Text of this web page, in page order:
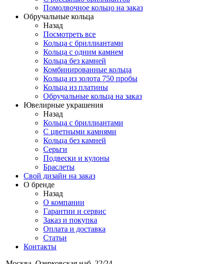
Помолвочное кольцо на заказ
Обручальные кольца
Назад
Посмотреть все
Кольца с бриллиантами
Кольца с одним камнем
Кольца без камней
Комбинированные кольца
Кольца из золота 750 пробы
Кольца из платины
Обручальные кольца на заказ
Ювелирные украшения
Назад
Кольца с бриллиантами
С цветными камнями
Кольца без камней
Серьги
Подвески и кулоны
Браслеты
Свой дизайн на заказ
О бренде
Назад
О компании
Гарантии и сервис
Заказ и покупка
Оплата и доставка
Статьи
Контакты